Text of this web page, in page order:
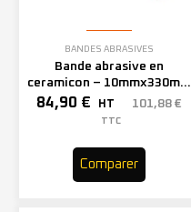
BANDES ABRASIVES
Bande abrasive en
ceramicon – 10mmx330mm
– Grain 60 – 333002 (x50)
84,90 € HT 101,88 €
TTC
Comparer